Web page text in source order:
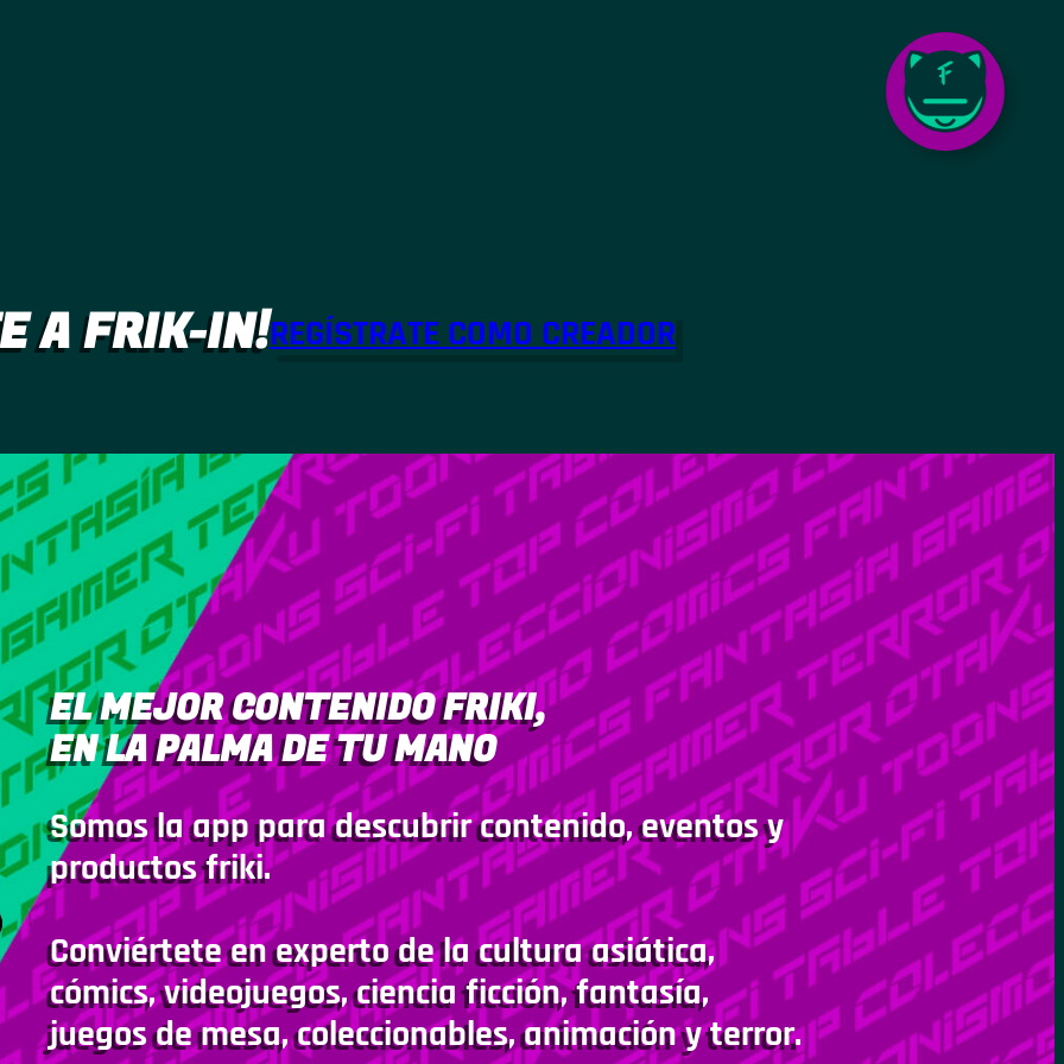
A FRIK-IN!REGÍSTRATE COMO CREADOR
EL MEJOR CONTENIDO FRIKI,
EN LA PALMA DE TU MANO
Somos la app para descubrir contenido, eventos y
productos friki.
Conviértete en experto de la cultura asiática,
cómics, videojuegos, ciencia ficción, fantasía,
juegos de mesa, coleccionables, animación y terror.